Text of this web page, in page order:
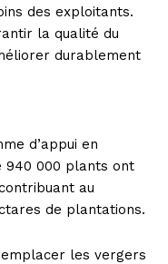
des exploitants.
la qualité du
durablement
d’appui en
940 000 plants ont
au
de plantations.
les vergers